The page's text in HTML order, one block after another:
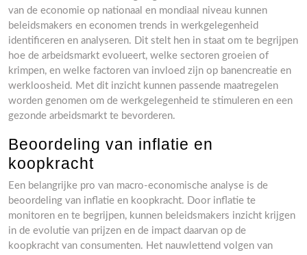
van de economie op nationaal en mondiaal niveau kunnen
beleidsmakers en economen trends in werkgelegenheid
identificeren en analyseren. Dit stelt hen in staat om te begrijpen
hoe de arbeidsmarkt evolueert, welke sectoren groeien of
krimpen, en welke factoren van invloed zijn op banencreatie en
werkloosheid. Met dit inzicht kunnen passende maatregelen
worden genomen om de werkgelegenheid te stimuleren en een
gezonde arbeidsmarkt te bevorderen.
Beoordeling van inflatie en
koopkracht
Een belangrijke pro van macro-economische analyse is de
beoordeling van inflatie en koopkracht. Door inflatie te
monitoren en te begrijpen, kunnen beleidsmakers inzicht krijgen
in de evolutie van prijzen en de impact daarvan op de
koopkracht van consumenten. Het nauwlettend volgen van